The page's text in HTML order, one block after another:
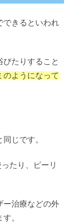
できるといわれ
たりすること
のようになって
じです。
たり、ピーリ
ー治療などの外
。